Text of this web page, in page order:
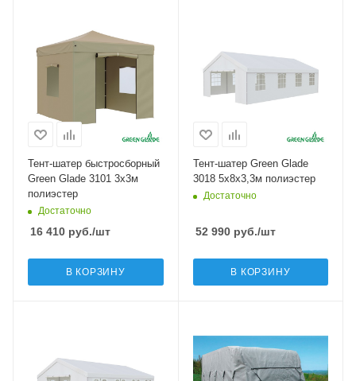
Тент-шатер быстросборный
Green Glade 3101 3х3м
полиэстер
Достаточно
16 410 руб./шт
В КОРЗИНУ
Тент-шатер Green Glade
3018 5х8х3,3м полиэстер
Достаточно
52 990руб./шт
В КОРЗИНУ